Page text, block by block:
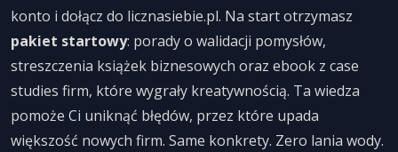
konto i dołącz do licznasiebie.pl. Na start otrzymasz
pakiet startowy: porady o walidacji pomysłów,
streszczenia książek biznesowych oraz ebook z case
studies firm, które wygrały kreatywnością. Ta wiedza
pomoże Ci uniknąć błędów, przez które upada
większość nowych firm. Same konkrety. Zero lania wody.